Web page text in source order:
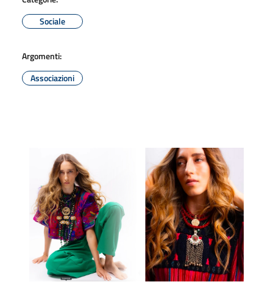
Sociale
Argomenti:
Associazioni